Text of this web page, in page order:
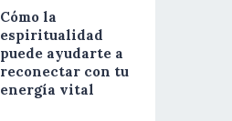
Cómo la
espiritualidad
puede ayudarte a
reconectar con tu
energía vital